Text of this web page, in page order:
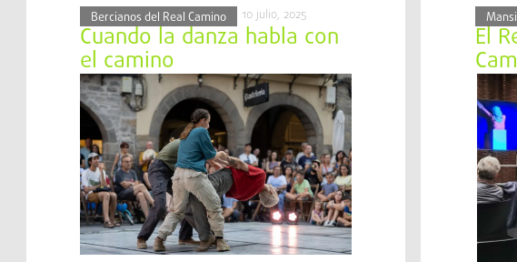
Bercianos del Real Camino 10 julio, 2025
Cuando la danza habla con
el camino
El
la